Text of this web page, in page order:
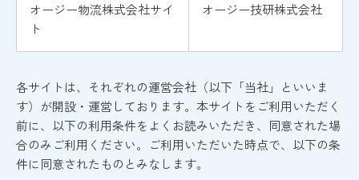
オージー物流株式会社サイ
ト
オージー技研株式会社
各サイトは、それぞれの運営会社（以下「当社」といいま
す）が開設・運営しております。本サイトをご利用いただく
前に、以下の利用条件をよくお読みいただき、同意された場
合のみご利用ください。ご利用いただいた時点で、以下の条
件に同意されたものとみなします。